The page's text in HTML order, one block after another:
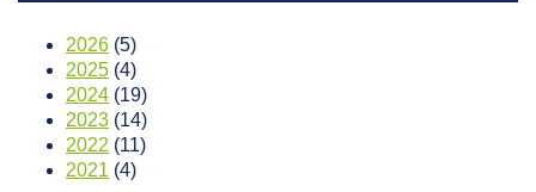
2026 (5)
2025 (4)
2024 (19)
2023 (14)
2022 (11)
2021 (4)